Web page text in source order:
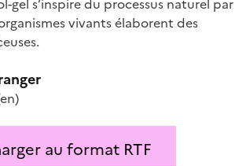
vivants élaborent des
au format RTF